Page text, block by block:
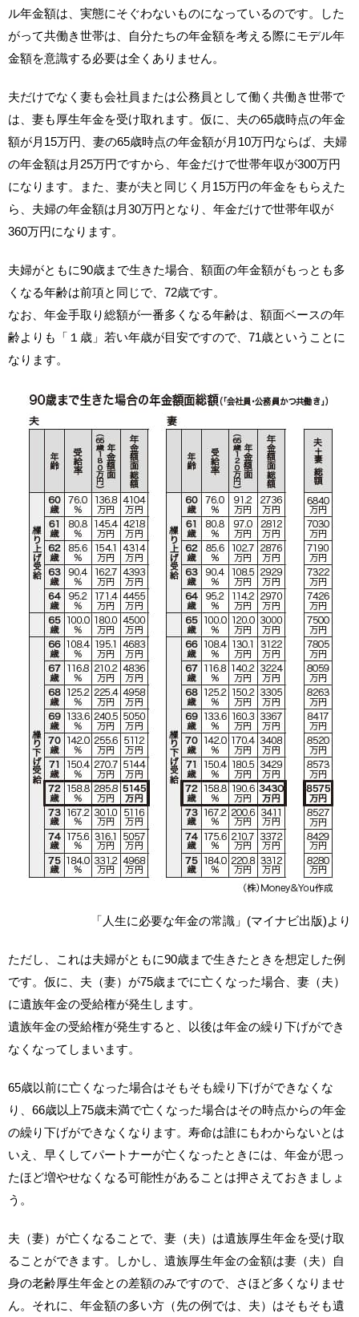
ル年金額は、実態にそぐわないものになっているのです。した
がって共働き世帯は、自分たちの年金額を考える際にモデル年
金額を意識する必要は全くありません。
夫だけでなく妻も会社員または公務員として働く共働き世帯で
は、妻も厚生年金を受け取れます。仮に、夫の65歳時点の年金
額が月15万円、妻の65歳時点の年金額が月10万円ならば、夫婦
の年金額は月25万円ですから、年金だけで世帯年収が300万円
になります。また、妻が夫と同じく月15万円の年金をもらえた
ら、夫婦の年金額は月30万円となり、年金だけで世帯年収が
360万円になります。
夫婦がともに90歳まで生きた場合、額面の年金額がもっとも多
くなる年齢は前項と同じで、72歳です。
なお、年金手取り総額が一番多くなる年齢は、額面ベースの年
齢よりも「１歳」若い年歳が目安ですので、71歳ということに
なります。
「人生に必要な年金の常識」(マイナビ出版)より
ただし、これは夫婦がともに90歳まで生きたときを想定した例
です。仮に、夫（妻）が75歳までに亡くなった場合、妻（夫）
に遺族年金の受給権が発生します。
遺族年金の受給権が発生すると、以後は年金の繰り下げができ
なくなってしまいます。
65歳以前に亡くなった場合はそもそも繰り下げができなくな
り、66歳以上75歳未満で亡くなった場合はその時点からの年金
の繰り下げができなくなります。寿命は誰にもわからないとは
いえ、早くしてパートナーが亡くなったときには、年金が思っ
たほど増やせなくなる可能性があることは押さえておきましょ
う。
夫（妻）が亡くなることで、妻（夫）は遺族厚生年金を受け取
ることができます。しかし、遺族厚生年金の金額は妻（夫）自
身の老齢厚生年金との差額のみですので、さほど多くなりませ
ん。それに、年金額の多い方（先の例では、夫）はそもそも遺